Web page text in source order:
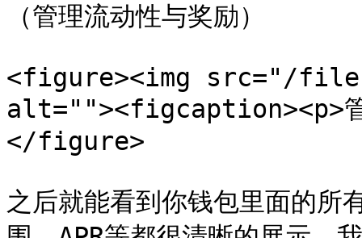
（管理流动性与奖励）
<figure><img src="/files/
alt=""><figcaption><p>
</figure>
之后就能看到你钱包里面的所